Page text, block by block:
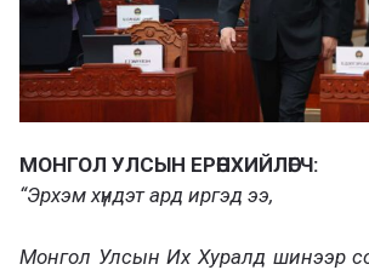
МОНГОЛ УЛСЫН ЕРӨНХИЙЛӨГЧ:
“Эрхэм хүндэт ард иргэд ээ,
Монгол Улсын Их Хуралд шинээр